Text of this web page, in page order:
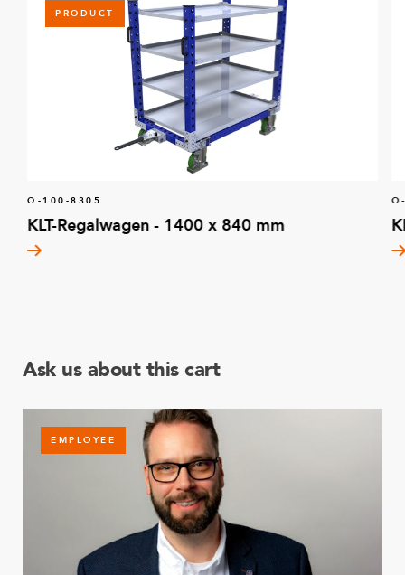
PRODUCT
Q-100-8305
KLT-Regalwagen - 1400 x 840 mm
Ask us about this cart
EMPLOYEE